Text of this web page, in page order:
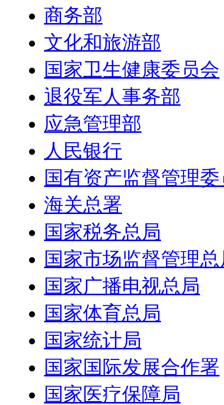
商务部
文化和旅游部
国家卫生健康委员会
退役军人事务部
应急管理部
人民银行
国有资产监督管理
海关总署
国家税务总局
国家市场监督管理
国家广播电视总局
国家体育总局
国家统计局
国家国际发展合作署
国家医疗保障局